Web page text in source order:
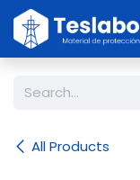
Skip to Content
All Products